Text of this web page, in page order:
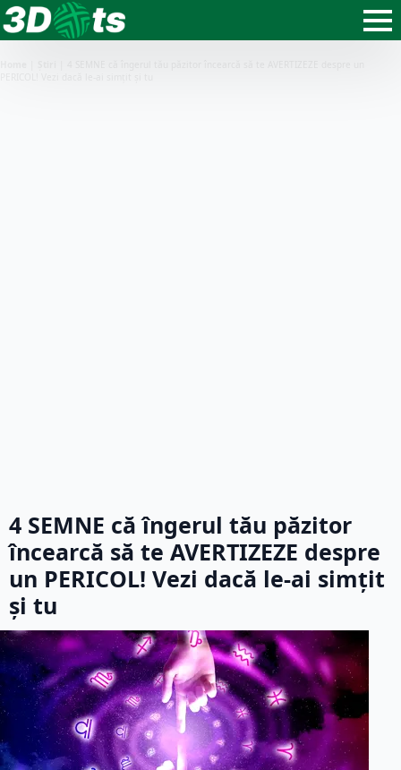
4 SEMNE că îngerul tău păzitor
încearcă să te AVERTIZEZE despre
un PERICOL! Vezi dacă le-ai simțit
și tu